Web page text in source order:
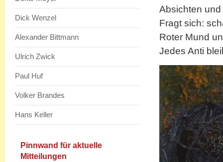
Dick Wenzel
Alexander Bittmann
Ulrich Zwick
Paul Huf
Volker Brandes
Hans Keller
Pinnwand für aktuelle
Mitteilungen
Absichten
Fragt sich:
Roter Mund
Jedes Anti